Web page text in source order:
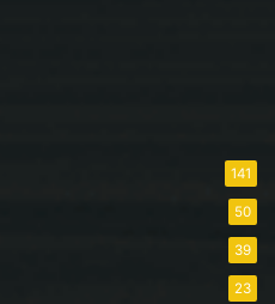
141
50
39
23